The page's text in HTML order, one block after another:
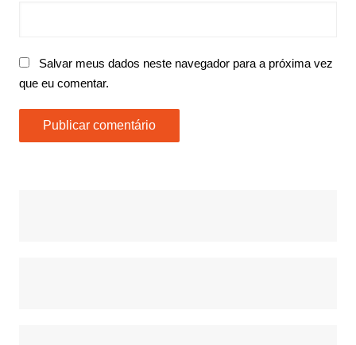
Salvar meus dados neste navegador para a próxima vez
que eu comentar.